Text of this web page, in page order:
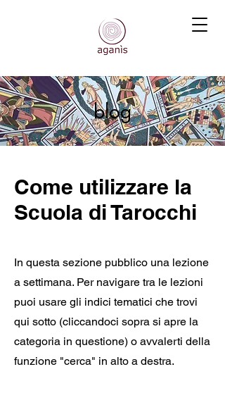
blog
Come utilizzare la
Scuola di Tarocchi
In questa sezione pubblico una lezione
a settimana. Per navigare tra le lezioni
puoi usare gli indici tematici che trovi
qui sotto (cliccandoci sopra si apre la
categoria in questione) o avvalerti della
funzione "cerca" in alto a destra.